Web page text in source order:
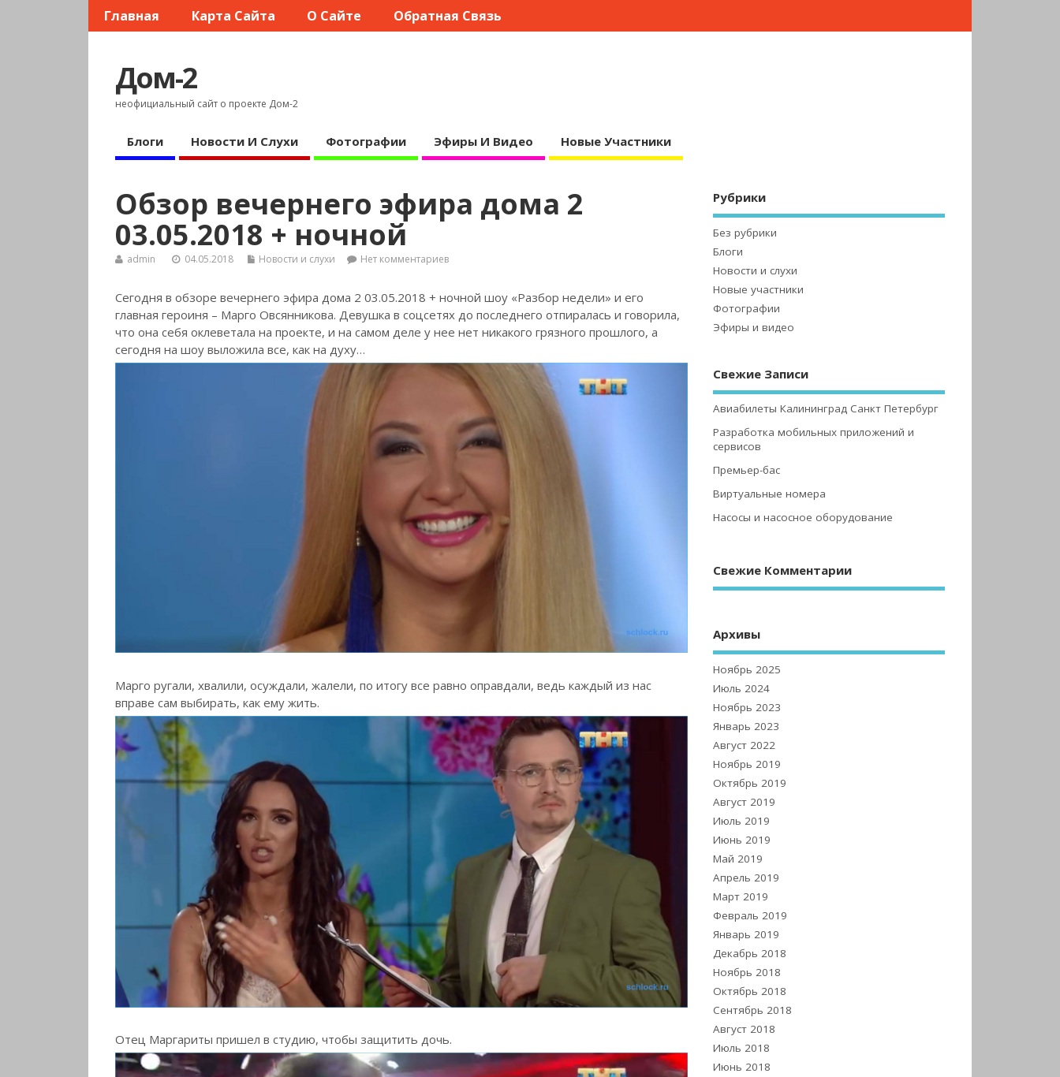
Главная Карта Сайта О Сайте Обратная Связь
Дом-2
неофициальный сайт о проекте Дом-2
Блоги Новости И Слухи Фотографии Эфиры И Видео Новые Участники
Обзор вечернего эфира дома 2
03.05.2018 + ночной
admin 04.05.2018 Новости и слухи Нет комментариев
Сегодня в обзоре вечернего эфира дома 2 03.05.2018 + ночной шоу «Разбор недели» и его
главная героиня – Марго Овсянникова. Девушка в соцсетях до последнего отпиралась и говорила,
что она себя оклеветала на проекте, и на самом деле у нее нет никакого грязного прошлого, а
сегодня на шоу выложила все, как на духу…
Марго ругали, хвалили, осуждали, жалели, по итогу все равно оправдали, ведь каждый из нас
вправе сам выбирать, как ему жить.
Отец Маргариты пришел в студию, чтобы защитить дочь.
Рубрики
Без рубрики
Блоги
Новости и слухи
Новые участники
Фотографии
Эфиры и видео
Свежие Записи
Авиабилеты Калининград Санкт Петербург
Разработка мобильных приложений и
сервисов
Премьер-бас
Виртуальные номера
Насосы и насосное оборудование
Свежие Комментарии
Архивы
Ноябрь 2025
Июль 2024
Ноябрь 2023
Январь 2023
Август 2022
Ноябрь 2019
Октябрь 2019
Август 2019
Июль 2019
Июнь 2019
Май 2019
Апрель 2019
Март 2019
Февраль 2019
Январь 2019
Декабрь 2018
Ноябрь 2018
Октябрь 2018
Сентябрь 2018
Август 2018
Июль 2018
Июнь 2018